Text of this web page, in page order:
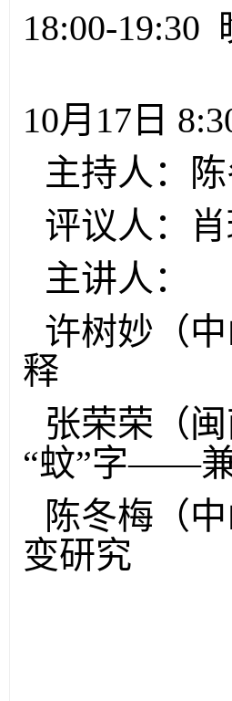
18:00-19:30
10月17日
主持人：
评议人：
主讲人：
许树妙（
释
张荣荣（
“蚊”字——
陈冬梅（
变研究